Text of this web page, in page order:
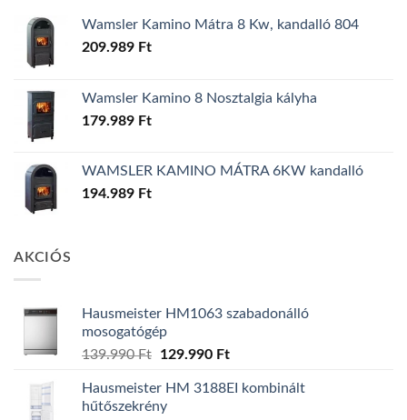
Wamsler Kamino Mátra 8 Kw, kandalló 804
209.989 Ft
Wamsler Kamino 8 Nosztalgia kályha
179.989 Ft
WAMSLER KAMINO MÁTRA 6KW kandalló
194.989 Ft
AKCIÓS
Hausmeister HM1063 szabadonálló
mosogatógép
139.990Ft
Original
was:
139.990 Ft.
129.990 FtCurrent
is:
Hausmeister HM 3188EI kombinált
hűtőszekrény